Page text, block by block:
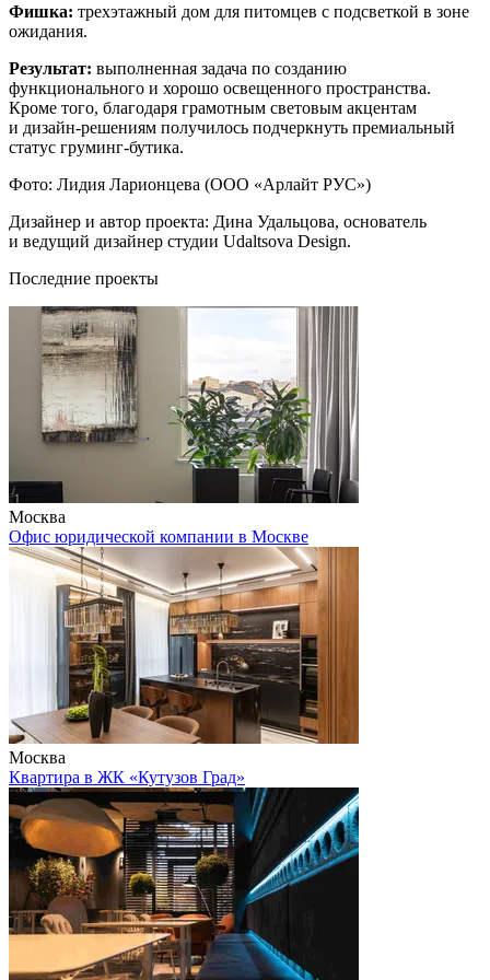
Фишка: трехэтажный дом для питомцев с подсветкой в зоне
ожидания.
Результат: выполненная задача по созданию
функционального и хорошо освещенного пространства.
Кроме того, благодаря грамотным световым акцентам
и дизайн-решениям получилось подчеркнуть премиальный
статус груминг-бутика.
Фото: Лидия Ларионцева (ООО «Арлайт РУС»)
Дизайнер и автор проекта: Дина Удальцова, основатель
и ведущий дизайнер студии Udaltsova Design.
Последние проекты
Москва
Офис юридической компании в Москве
Москва
Квартира в ЖК «Кутузов Град»